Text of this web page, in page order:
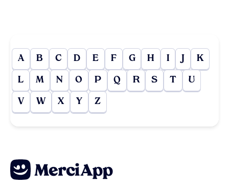
A B C D E F G H I J K
L M N O P Q R S T U
V W X Y Z